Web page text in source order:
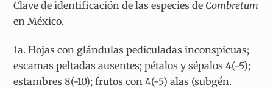
Clave de identificación de las especies de Combretum
en México.
1a. Hojas con glándulas pediculadas inconspicuas;
escamas peltadas ausentes; pétalos y sépalos 4(-5);
estambres 8(-10); frutos con 4(-5) alas (subgén.